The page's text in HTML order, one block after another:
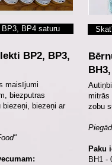
BP4 saturu
BP2, BP3,
maisījumi
biezputras
biezeņi ar
mitrās
zobu
Paku
BH1 -